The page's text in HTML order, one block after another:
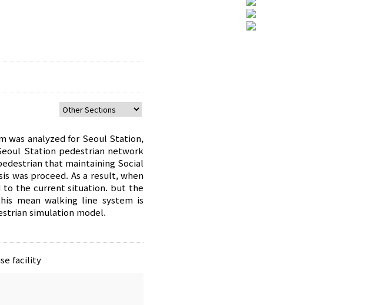
was analyzed for Seoul Station,
Station pedestrian network
that maintaining Social
was proceed. As a result, when
to the current situation. but the
mean walking line system is
simulation model.
facility